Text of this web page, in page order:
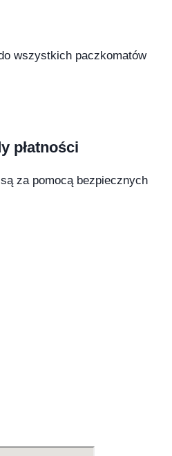
wszystkich paczkomatów
płatności
za pomocą bezpiecznych